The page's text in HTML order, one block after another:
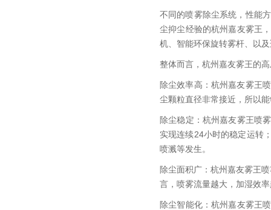
不同的喷雾除尘系统，性能
尘抑尘经验的杭州嘉友雾王
机、智能环保旋转雾杆、以
整体而言，杭州嘉友雾王的
除尘效率高：杭州嘉友雾王
尘颗粒直径非常接近，所以
除尘稳定：杭州嘉友雾王喷
实现连续24小时的稳定运转
喷溅等发生。
除尘面积广：杭州嘉友雾王
言，喷雾流量越大，加湿效
除尘智能化：杭州嘉友雾王